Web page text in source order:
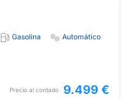
Gasolina
Automático
Precio al contado 9.499 €